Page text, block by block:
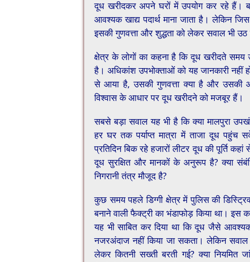
दूध खरीदकर अपने घरों में उपयोग कर रहे हैं।
आवश्यक खाद्य पदार्थ माना जाता है। लेकिन
इसकी गुणवत्ता और शुद्धता को लेकर सवाल भी उठ
क्षेत्र के लोगों का कहना है कि दूध खरीदते समय
है। अधिकांश उपभोक्ताओं को यह जानकारी
से आया है, उसकी गुणवत्ता क्या है और उसकी
विश्वास के आधार पर दूध खरीदने को मजबूर हैं।
सबसे बड़ा सवाल यह भी है कि क्या मालपुरा
हर घर तक पर्याप्त मात्रा में ताजा दूध पहुंच
प्रतिदिन बिक रहे हजारों लीटर दूध की पूर्ति कहां
दूध सुरक्षित और मानकों के अनुरूप है? क्या
निगरानी तंत्र मौजूद है?
कुछ समय पहले डिग्गी क्षेत्र में पुलिस की
बनाने वाली फैक्ट्री का भंडाफोड़ किया था। इस
यह भी साबित कर दिया था कि दूध जैसे
नजरअंदाज नहीं किया जा सकता। लेकिन सवाल
लेकर कितनी सख्ती बरती गई? क्या नियमित